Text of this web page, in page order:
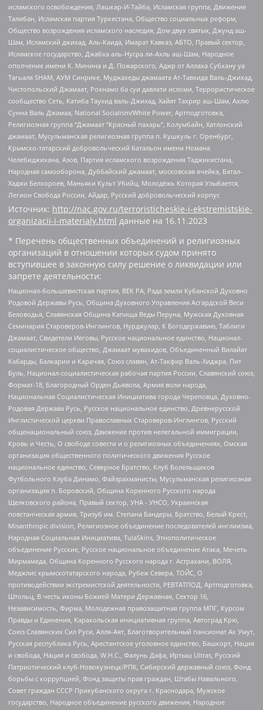
исламского освобождения, Лашкар-И-Тайба, Исламская группа, Движение
Талибан, Исламская партия Туркестана, Общество социальных реформ,
Общество возрождения исламского наследия, Дом двух святых, Джунд аш-
Шам, Исламский джихад, Аль-Каида, Имарат Кавказ, АБТО, Правый сектор,
Исламское государство, Джабха аль-Нусра ли-Ахль аш-Шам, Народное
ополчение имени К. Минина и Д. Пожарского, Аджр от Аллаха Субхану уа
Тагьаля SHAM, АУМ Синрике, Муджахеды джамаата Ат-Тавхида Валь-Джихад,
Чистопольский Джамаат, Рохнамо ба суи давлати исломи, Террористическое
сообщество Сеть, Катиба Таухид валь-Джихад, Хайят Тахрир аш-Шам, Ахлю
Сунна Валь Джамаа, National Socialism/White Power, Артподготовка,
Религиозная группа “Джамаат “Красный пахарь”, Колумбайн, Хатлонский
джамаат, Мусульманская религиозная группа п. Кушкуль г. Оренбург,
Крымско-татарский добровольческий батальон имени Номана
Челебиджихана, Азов, Партия исламского возрождения Таджикистана,
Народная самооборона, Дуббайский джамаат, московская ячейка, Батал-
Хаджи Белхороев, Маньяки Культ Убийц, Молодёжь Которая Улыбается,
Легион Свобода России, Айдар, Русский добровольческий корпус
Источник: http://nac.gov.ru/terroristicheskie-i-ekstremistskie-
organizacii-i-materialy.html данные на 16.11.2023
* Перечень общественных объединений и религиозных
организаций в отношении которых судом принято
вступившее в законную силу решение о ликвидации или
запрете деятельности:
Национал-большевистская партия, ВЕК РА, Рада земли Кубанской Духовно
Родовой Державы Русь, Община Духовного Управления Асгардской Веси
Беловодья, Славянская Община Капища Веды Перуна, Мужская Духовная
Семинария Староверов-Инглингов, Нурджулар, К Богодержавию, Таблиги
Джамаат, Свидетели Иеговы, Русское национальное единство, Национал-
социалистическое общество, Джамаат мувахидов, Объединенный Вилайат
Кабарды, Балкарии и Карачая, Союз славян, Ат-Такфир Валь-Хиджра, Пит
Буль, Национал-социалистическая рабочая партия России, Славянский союз,
Формат-18, Благородный Орден Дьявола, Армия воли народа,
Национальная Социалистическая Инициатива города Череповца, Духовно-
Родовая Держава Русь, Русское национальное единство, Древнерусской
Инглистической церкви Православных Староверов-Инглингов, Русский
общенациональный союз, Движение против нелегальной иммиграции,
Кровь и Честь, О свободе совести и о религиозных объединениях, Омская
организация общественного политического движения Русское
национальное единство, Северное Братство, Клуб Болельщиков
Футбольного Клуба Динамо, Файзрахманисты, Мусульманская религиозная
организация п. Боровский, Община Коренного Русского народа
Щелковского района, Правый сектор, УНА - УНСО, Украинская
повстанческая армия, Тризуб им. Степана Бандеры, Братство, Белый Крест,
Misanthropic division, Религиозное объединение последователей инглиизма,
Народная Социальная Инициатива, TulaSkins, Этнополитическое
объединение Русские, Русское национальное объединение Атака, Мечеть
Мирмамеда, Община Коренного Русского народа г. Астрахани, ВОЛЯ,
Меджлис крымскотатарского народа, Рубеж Севера, ТОЙС, О
противодействии экстремистской деятельности, РЕВТАТПОД, Артподготовка,
Штольц, В честь иконы Божией Матери Державная, Сектор 16,
Независимость, Фирма, Молодежная правозащитная группа МПГ, Курсом
Правды и Единения, Каракольская инициативная группа, Автоград Крю,
Союз Славянских Сил Руси, Алля-Аят, Благотворительный пансионат Ак Умут,
Русская республика Русь, Арестантское уголовное единство, Башкорт, Нация
и свобода, Нация и свобода, W.H.С., Фалунь Дафа, Иртыш Ultras, Русский
Патриотический клуб-Новокузнецк/РПК, Сибирский державный союз, Фонд
борьбы с коррупцией, Фонд защиты прав граждан, Штабы Навального,
Совет граждан СССР Прикубанского округа г. Краснодара, Мужское
государство, Народное объединение русского движения, Народное